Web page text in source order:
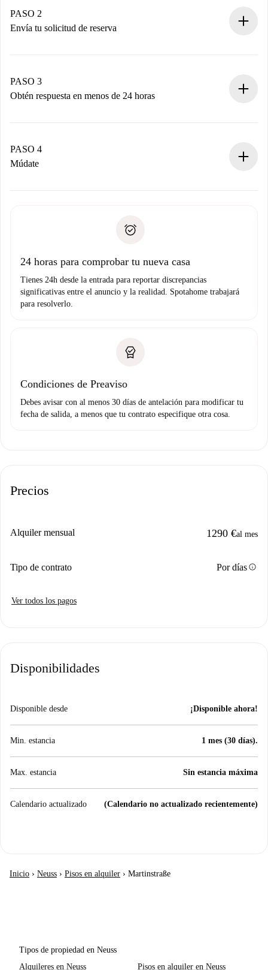
Tienes toda la información necesaria por adelantado.
PASO 2
Envía tu solicitud de reserva
propietario acepte.
PASO 3
Obtén respuesta en menos de 24 horas
contacto con el propietario.
Si es rechazada: No te haremos ningún cargo y te
Prueba de solvencia
PASO 4
Múdate
no nos comunicas ningún problema.
24 horas para comprobar tu nueva casa
Tienes 24h desde la entrada para reportar discrepancias
significativas entre el anuncio y la realidad. Spotahome trabajará
para resolverlo.
Condiciones de Preaviso
Debes avisar con al menos 30 días de antelación para modificar tu
fecha de salida, a menos que tu contrato especifique otra cosa.
Precios
Alquiler mensual 1290 €al mes
Tipo de contrato Por díasinfo
Ver todos los pagos
Disponibilidades
Disponible desde ¡Disponible ahora!
Min. estancia 1 mes (30 días).
Max. estancia Sin estancia máxima
Calendario actualizado (Calendario no actualizado recientemente)
Inicio › Neuss › Pisos en alquiler › Martinstraße
Tipos de propiedad en Neuss
Alquileres en Neuss
Pisos en alquiler en Neuss